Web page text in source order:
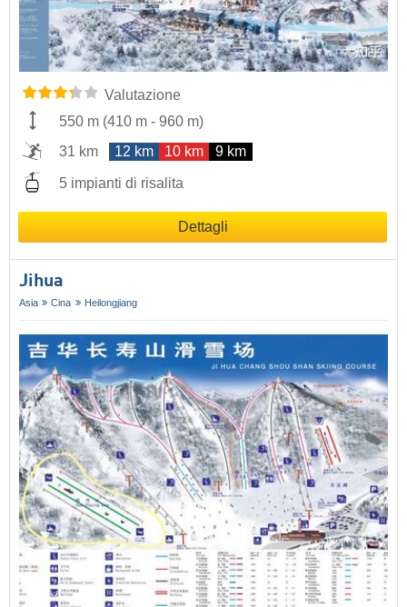
Valutazione
550 m (410 m - 960 m)
31 km
12 km 10 km 9 km
5 impianti di risalita
Dettagli
Jihua
Asia Cina Heilongjiang